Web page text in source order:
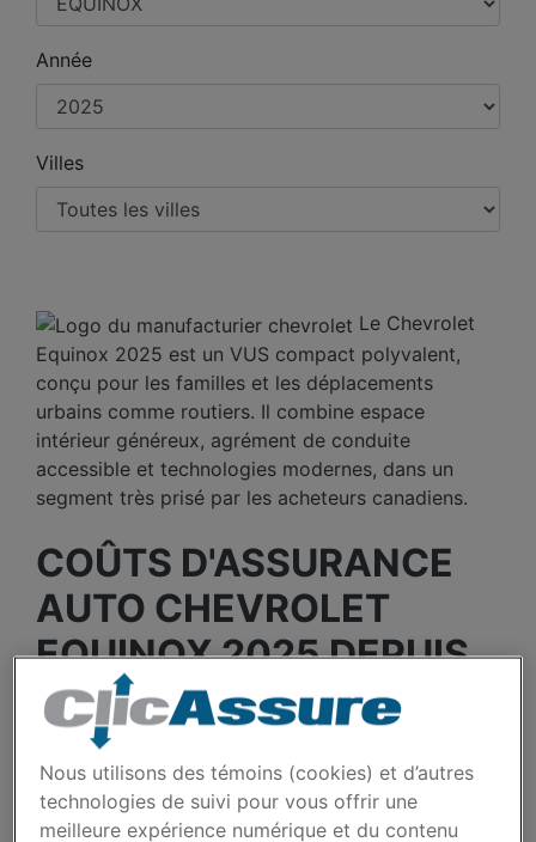
Année
Villes
Le Chevrolet
Equinox 2025 est un VUS compact polyvalent,
conçu pour les familles et les déplacements
urbains comme routiers. Il combine espace
intérieur généreux, agrément de conduite
accessible et technologies modernes, dans un
segment très prisé par les acheteurs canadiens.
COÛTS D'ASSURANCE
AUTO CHEVROLET
EQUINOX 2025 DEPUIS
2024.
Entre 2024 et 2026, les primes pour l'Equinox
2025 diminuent légèrement, passant de 1985 $ à
1821 $, après une quasi-stabilité entre 2024 et
Nous utilisons des témoins (cookies) et d’autres
technologies de suivi pour vous offrir une
meilleure expérience numérique et du contenu